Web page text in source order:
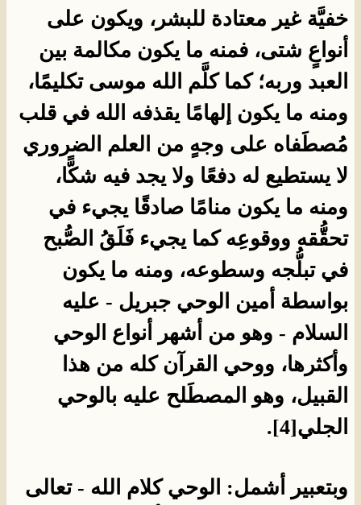
خفيَّة غير معتادة للبشر، ويكون على
أنواعٍ شتى، فمنه ما يكون مكالمة بين
العبد وربه؛ كما كلَّم الله موسى تكليمًا،
ومنه ما يكون إلهامًا يقذفه الله في قلب
مُصطَفاه على وجهٍ من العلم الضروري
لا يستطيع له دفعًا ولا يجد فيه شكًّا،
ومنه ما يكون منامًا صادقًا يجيء في
تحقُّقه ووقوعِه كما يجيء فَلَقُ الصُّبح
في تبلُّجه وسطوعه، ومنه ما يكون
بواسطة أمين الوحي جبريل - عليه
السلام - وهو من أشهر أنواع الوحي
وأكثرها، ووحي القرآن كله من هذا
القبيل، وهو المصطَلح عليه بالوحي
الجلي[4].
وبتعبير أشمل: الوحي كلام الله - تعالى